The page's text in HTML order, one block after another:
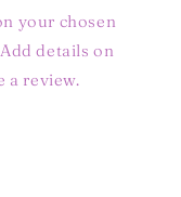
your chosen
details on
a review.